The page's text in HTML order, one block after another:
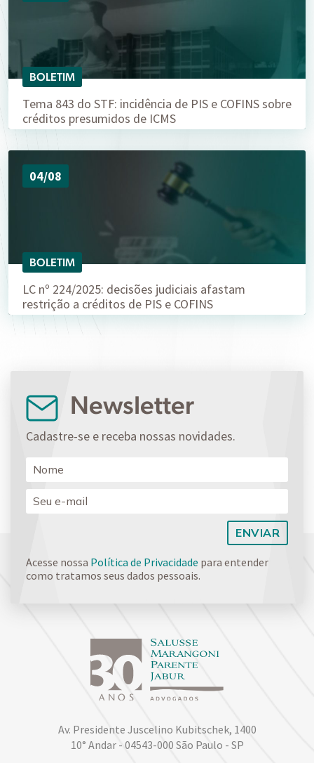
BOLETIM
Tema 843 do STF: incidência de PIS e COFINS sobre
créditos presumidos de ICMS
04/08
BOLETIM
LC nº 224/2025: decisões judiciais afastam
restrição a créditos de PIS e COFINS
Newsletter
Cadastre-se e receba nossas novidades.
Acesse nossa Política de Privacidade para entender
como tratamos seus dados pessoais.
Av. Presidente Juscelino Kubitschek, 1400
10° Andar - 04543-000 São Paulo - SP